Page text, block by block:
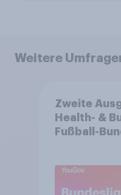
Weitere
Zweite
Health- &
Fußball-